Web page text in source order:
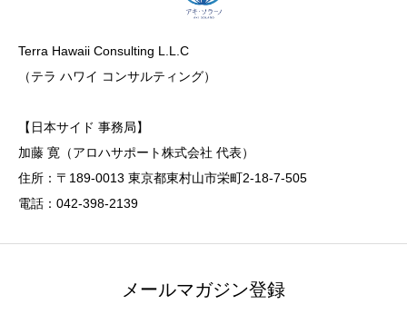
Terra Hawaii Consulting L.L.C
（テラ ハワイ コンサルティング）
【日本サイド 事務局】
加藤 寛（アロハサポート株式会社 代表）
住所：〒189-0013 東京都東村山市栄町2-18-7-505
電話：042-398-2139
メールマガジン登録